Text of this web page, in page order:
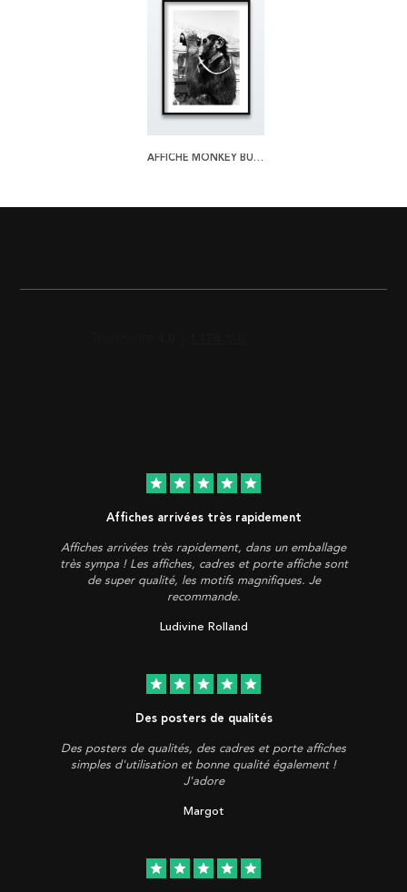
AFFICHE MONKEY BUSINESS
star star star star star
Affiches arrivées très rapidement
Affiches arrivées très rapidement, dans un emballage
très sympa ! Les affiches, cadres et porte affiche sont
de super qualité, les motifs magnifiques. Je
recommande.
Ludivine Rolland
star star star star star
Des posters de qualités
Des posters de qualités, des cadres et porte affiches
simples d'utilisation et bonne qualité également !
J'adore
Margot
star star star star star